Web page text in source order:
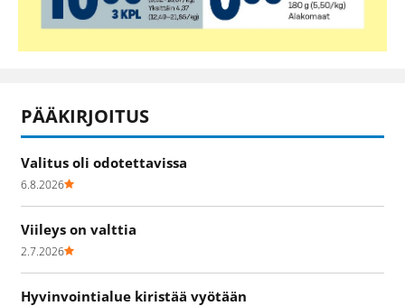
PÄÄKIRJOITUS
Valitus oli odotettavissa
6.8.2026
Viileys on valttia
2.7.2026
Hyvinvointialue kiristää vyötään